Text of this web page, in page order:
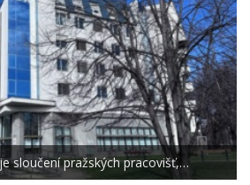
sloučení pražských pracovišť,…